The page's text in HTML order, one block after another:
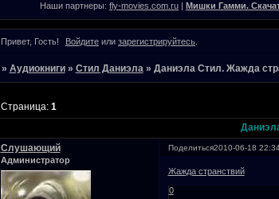
Наши партнеры: fly-movies.com.ru Мишки Гамми.
Привет, Гость! Войдите или зарегистрируйтесь
» Аудиокниги » Стил Даниэла » Даниэла Стил. Жажда
Страница: 1
Поделиться2010-06-18
Слушающий
Администратор
Жажда странствий
0